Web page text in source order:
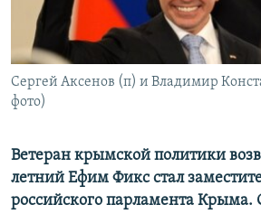
ПОБЕДИТЕЛЕЙ НЕ СУДЯТ?
КРЫМ.НЕПОКОРЕННЫЙ
ELIFBE
ПРИСОЕДИНЯЙТЕСЬ!
Сергей Аксенов (п) и Владимир
фото)
Ветеран крымской политики
летний Ефим Фикс стал
российского парламента